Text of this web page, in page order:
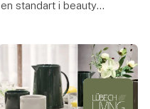
en standart i beauty
cremer bliver i dag
tilpasset vores hudtype,
behov og livsstil.
Alligevel har hårfarve til